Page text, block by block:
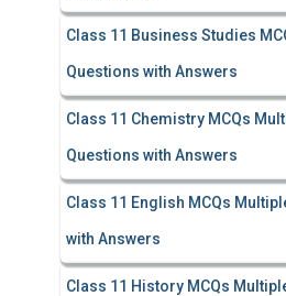
Class 11 Business Studies
Questions with Answers
Class 11 Chemistry MCQs
Questions with Answers
Class 11 English MCQs
with Answers
Class 11 History MCQs